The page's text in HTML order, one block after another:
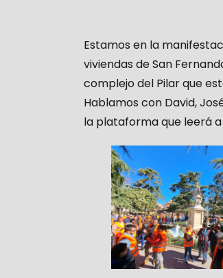
Estamos en la
viviendas de San
complejo del Pilar que
Hablamos con David,
la plataforma que leerá